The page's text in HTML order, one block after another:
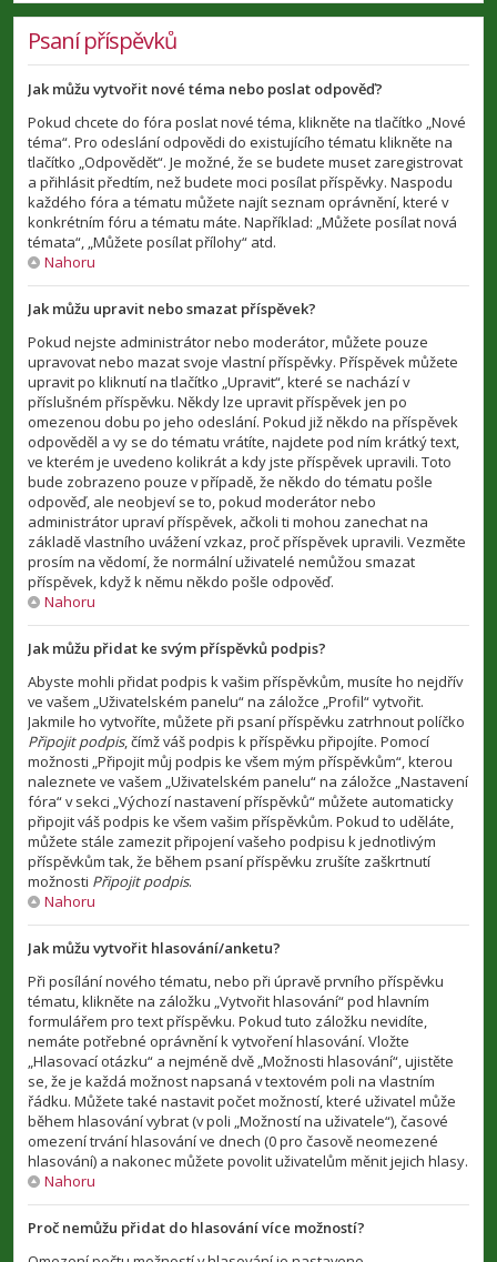
Psaní příspěvků
Jak můžu vytvořit nové téma nebo poslat odpověď?
Pokud chcete do fóra poslat nové téma, klikněte na tlačítko „Nové
téma“. Pro odeslání odpovědi do existujícího tématu klikněte na
tlačítko „Odpovědět“. Je možné, že se budete muset zaregistrovat
a přihlásit předtím, než budete moci posílat příspěvky. Naspodu
každého fóra a tématu můžete najít seznam oprávnění, které v
konkrétním fóru a tématu máte. Například: „Můžete posílat nová
témata“, „Můžete posílat přílohy“ atd.
Nahoru
Jak můžu upravit nebo smazat příspěvek?
Pokud nejste administrátor nebo moderátor, můžete pouze
upravovat nebo mazat svoje vlastní příspěvky. Příspěvek můžete
upravit po kliknutí na tlačítko „Upravit“, které se nachází v
příslušném příspěvku. Někdy lze upravit příspěvek jen po
omezenou dobu po jeho odeslání. Pokud již někdo na příspěvek
odpověděl a vy se do tématu vrátíte, najdete pod ním krátký text,
ve kterém je uvedeno kolikrát a kdy jste příspěvek upravili. Toto
bude zobrazeno pouze v případě, že někdo do tématu pošle
odpověď, ale neobjeví se to, pokud moderátor nebo
administrátor upraví příspěvek, ačkoli ti mohou zanechat na
základě vlastního uvážení vzkaz, proč příspěvek upravili. Vezměte
prosím na vědomí, že normální uživatelé nemůžou smazat
příspěvek, když k němu někdo pošle odpověď.
Nahoru
Jak můžu přidat ke svým příspěvků podpis?
Abyste mohli přidat podpis k vašim příspěvkům, musíte ho nejdřív
ve vašem „Uživatelském panelu“ na záložce „Profil“ vytvořit.
Jakmile ho vytvoříte, můžete při psaní příspěvku zatrhnout políčko
Připojit podpis, čímž váš podpis k příspěvku připojíte. Pomocí
možnosti „Připojit můj podpis ke všem mým příspěvkům“, kterou
naleznete ve vašem „Uživatelském panelu“ na záložce „Nastavení
fóra“ v sekci „Výchozí nastavení příspěvků“ můžete automaticky
připojit váš podpis ke všem vašim příspěvkům. Pokud to uděláte,
můžete stále zamezit připojení vašeho podpisu k jednotlivým
příspěvkům tak, že během psaní příspěvku zrušíte zaškrtnutí
možnosti Připojit podpis.
Nahoru
Jak můžu vytvořit hlasování/anketu?
Při posílání nového tématu, nebo při úpravě prvního příspěvku
tématu, klikněte na záložku „Vytvořit hlasování“ pod hlavním
formulářem pro text příspěvku. Pokud tuto záložku nevidíte,
nemáte potřebné oprávnění k vytvoření hlasování. Vložte
„Hlasovací otázku“ a nejméně dvě „Možnosti hlasování“, ujistěte
se, že je každá možnost napsaná v textovém poli na vlastním
řádku. Můžete také nastavit počet možností, které uživatel může
během hlasování vybrat (v poli „Možností na uživatele“), časové
omezení trvání hlasování ve dnech (0 pro časově neomezené
hlasování) a nakonec můžete povolit uživatelům měnit jejich hlasy.
Nahoru
Proč nemůžu přidat do hlasování více možností?